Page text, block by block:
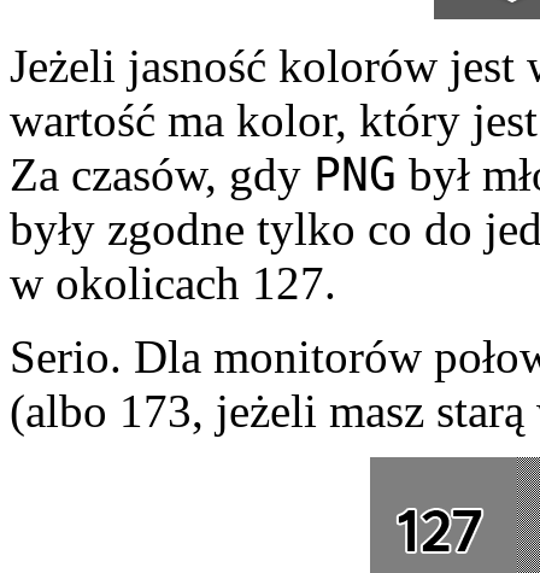
Jeżeli jasność kolorów
wartość ma kolor, który
Za czasów, gdy PNG był
były zgodne tylko co do
w okolicach 127.
Serio. Dla monitorów
(albo 173, jeżeli masz